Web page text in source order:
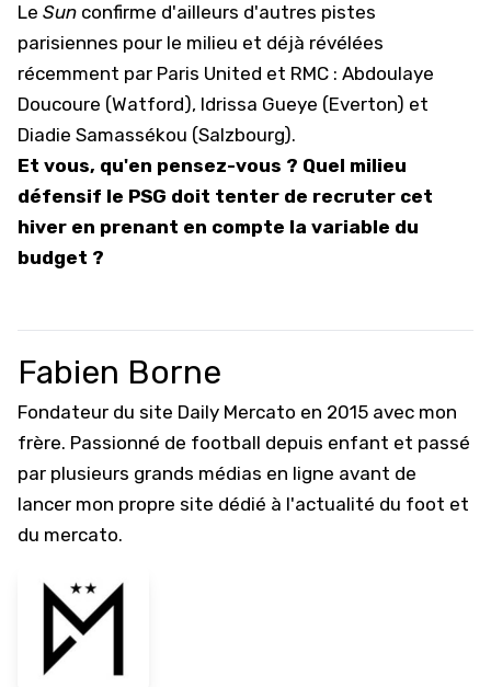
Le Sun confirme d'ailleurs d'autres pistes
parisiennes pour le milieu et déjà révélées
récemment par Paris United et RMC : Abdoulaye
Doucoure (Watford), Idrissa Gueye (Everton) et
Diadie Samassékou (Salzbourg).
Et vous, qu'en pensez-vous ? Quel milieu
défensif le PSG doit tenter de recruter cet
hiver en prenant en compte la variable du
budget ?
Fabien Borne
Fondateur du site Daily Mercato en 2015 avec mon
frère. Passionné de football depuis enfant et passé
par plusieurs grands médias en ligne avant de
lancer mon propre site dédié à l'actualité du foot et
du mercato.